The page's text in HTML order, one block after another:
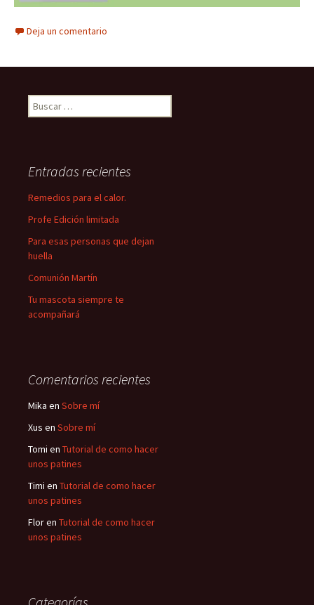
Deja un comentario
Buscar:
Entradas recientes
Remedios para el calor.
Profe Edición limitada
Para esas personas que dejan
huella
Comunión Martín
Tu mascota siempre te
acompañará
Comentarios recientes
Mika en Sobre mí
Xus en Sobre mí
Tomi en Tutorial de como hacer
unos patines
Timi en Tutorial de como hacer
unos patines
Floren Tutorial de como hacer
unos patines